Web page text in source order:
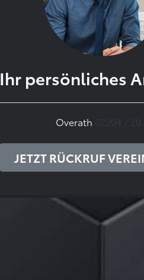
Ihr persönliches
Overath
JETZT RÜCKRUF